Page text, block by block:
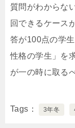
質問がわからな
回できるケース
答が100点の学
性格の学生」を
が一の時に取る
Tags 3年冬